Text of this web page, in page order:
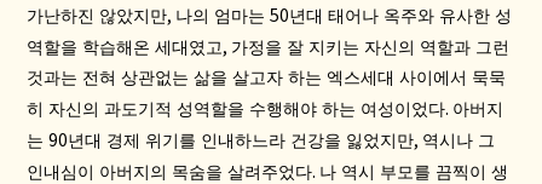
가난하진 않았지만, 나의 엄마는50년대 태어나 옥주와 유사한 성
역할을 학습해온 세대였고 , 가정을 잘 지키는 자신의 역할과 그런
것과는 전혀 상관없는 삶을 살고자 하는 엑스세대 사이에서 묵묵
히 자신의 과도기적 성역할을 수행해야 하는 여성이었다. 아버지
는90년대 경제 위기를 인내하느라 건강을 잃었지만, 역시나 그
인내심이 아버지의 목숨을 살려주었다. 나 역시 부모를 끔찍이 생